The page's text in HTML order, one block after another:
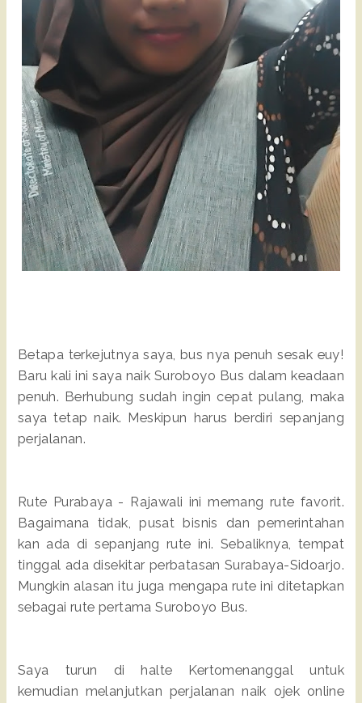
Betapa terkejutnya saya, bus nya penuh sesak euy!
Baru kali ini saya naik Suroboyo Bus dalam keadaan
penuh. Berhubung sudah ingin cepat pulang, maka
saya tetap naik. Meskipun harus berdiri sepanjang
perjalanan.
Rute Purabaya - Rajawali ini memang rute favorit.
Bagaimana tidak, pusat bisnis dan pemerintahan
kan ada di sepanjang rute ini. Sebaliknya, tempat
tinggal ada disekitar perbatasan Surabaya-Sidoarjo.
Mungkin alasan itu juga mengapa rute ini ditetapkan
sebagai rute pertama Suroboyo Bus.
Saya turun di halte Kertomenanggal untuk
kemudian melanjutkan perjalanan naik ojek online